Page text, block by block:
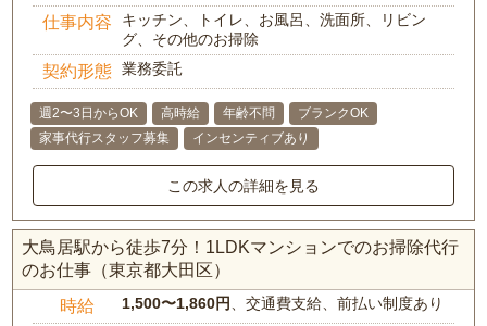
仕事内容
キッチン、トイレ、お風呂、洗面所、リビン
グ、その他のお掃除
契約形態 業務委託
週2〜3日からOK 高時給 年齢不問
ブランクOK
家事代行スタッフ募集
インセンティブあり
この求人の詳細を見る
大鳥居駅から徒歩7分！1LDKマンションでのお掃除代行
のお仕事（東京都大田区）
時給 1,500〜1,860円 、交通費支給、前払い制度あり